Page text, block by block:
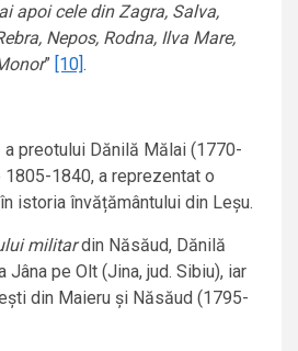
apoi cele din Zagra, Salva,
Nepos, Rodna, Ilva Mare,
” [10] .
preotului Dănilă Mălai (1770-
1805-1840, a reprezentat o
istoria învățământului din Leșu.
militardin Năsăud, Dănilă
pe Olt (Jina, jud. Sibiu), iar
din Maieru și Năsăud (1795-